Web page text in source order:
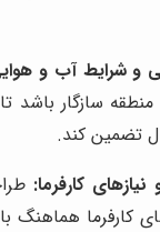
و شرایط آب و
سازگار باشد
تضمین کند.
کارفرما:
کارفرما هماهنگ